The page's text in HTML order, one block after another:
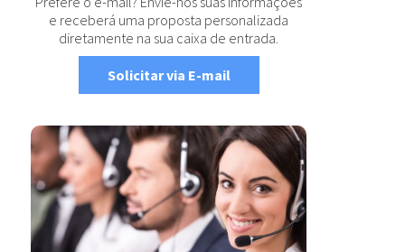
e receberá uma proposta personalizada
diretamente na sua caixa de entrada.
Solicitar via E-mail